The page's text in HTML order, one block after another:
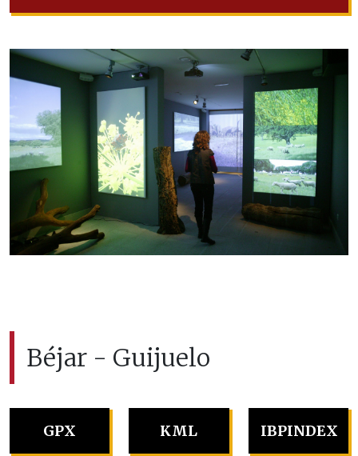
Béjar - Guijuelo
GPX KML IBPINDEX